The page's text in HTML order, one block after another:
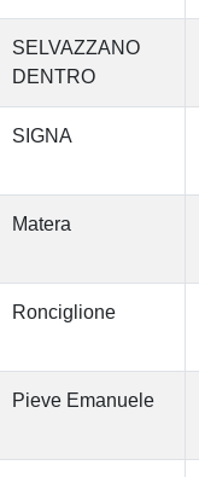
SELVAZZANO
DENTRO
SIGNA
Matera
Ronciglione
Pieve Emanuele